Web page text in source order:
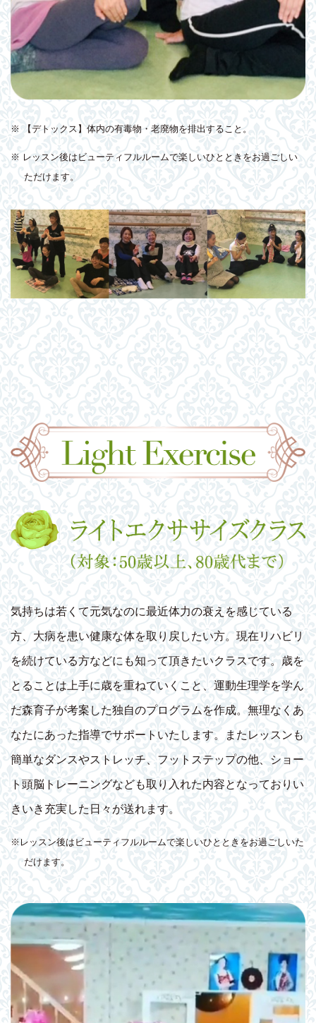
※ 【デトックス】体内の有毒物・老廃物を排出すること。
※ レッスン後はビューティフルルームで楽しいひとときをお過ごしい
ただけます。
気持ちは若くて元気なのに最近体力の衰えを感じている
方、大病を患い健康な体を取り戻したい方。現在リハビリ
を続けている方などにも知って頂きたいクラスです。歳を
とることは上手に歳を重ねていくこと、運動生理学を学ん
だ森育子が考案した独自のプログラムを作成。無理なくあ
なたにあった指導でサポートいたします。またレッスンも
簡単なダンスやストレッチ、フットステップの他、ショー
ト頭脳トレーニングなども取り入れた内容となっておりい
きいき充実した日々が送れます。
※レッスン後はビューティフルルームで楽しいひとときをお過ごしいた
だけます。